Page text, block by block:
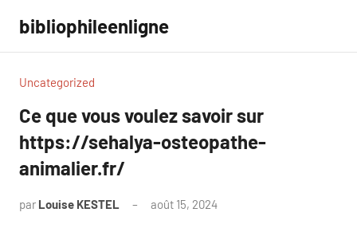
contenu
bibliophileenligne
Uncategorized
Ce que vous voulez savoir sur
https://sehalya-osteopathe-
animalier.fr/
par Louise KESTEL août 15, 2024